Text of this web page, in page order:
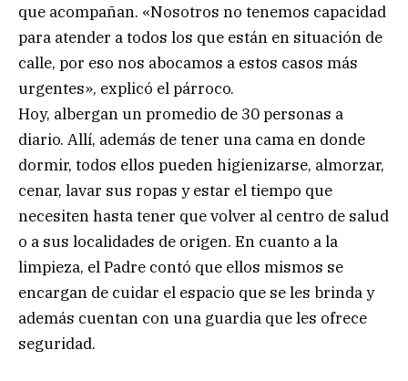
que acompañan. «Nosotros no tenemos capacidad
para atender a todos los que están en situación de
calle, por eso nos abocamos a estos casos más
urgentes», explicó el párroco.
Hoy, albergan un promedio de 30 personas a
diario. Allí, además de tener una cama en donde
dormir, todos ellos pueden higienizarse, almorzar,
cenar, lavar sus ropas y estar el tiempo que
necesiten hasta tener que volver al centro de salud
o a sus localidades de origen. En cuanto a la
limpieza, el Padre contó que ellos mismos se
encargan de cuidar el espacio que se les brinda y
además cuentan con una guardia que les ofrece
seguridad.